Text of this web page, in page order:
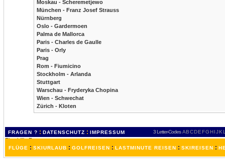
Moskau - Scheremetjewo
München - Franz Josef Strauss
Nürnberg
Oslo - Gardermoen
Palma de Mallorca
Paris - Charles de Gaulle
Paris - Orly
Prag
Rom - Fiumicino
Stockholm - Arlanda
Stuttgart
Warschau - Fryderyka Chopina
Wien - Schwechat
Zürich - Kloten
FRAGEN ? : DATENSCHUTZ : IMPRESSUM 3 Letter-Codes ABCDEFGH IJKL
FLÜGE : SKIURLAUB : GOLFREISEN : LASTMINUTE REISEN : SKIREISEN :